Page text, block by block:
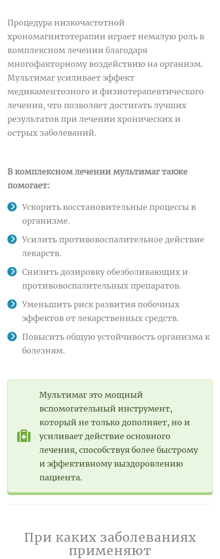
Процедура низкочастотной
хрономагнитотерапии играет немалую роль в
комплексном лечении благодаря
многофакторному воздействию на организм.
Мультимаг усиливает эффект
медикаментозного и физиотерапевтического
лечения, что позволяет достигать лучших
результатов при лечении хронических и
острых заболеваний.
В комплексном лечении мультимаг также
помогает:
Ускорить восстановительные процессы в
организме.
Усилить противовоспалительное действие
лекарств.
Снизить дозировку обезболивающих и
противовоспалительных препаратов.
Уменьшить риск развития побочных
эффектов от лекарственных средств.
Повысить общую устойчивость организма к
болезням.
Мультимаг это мощный
вспомогательный инструмент,
который не только дополняет, но и
усиливает действие основного
лечения, способствуя более быстрому
и эффективному выздоровлению
пациента.
При каких заболеваниях
применяют